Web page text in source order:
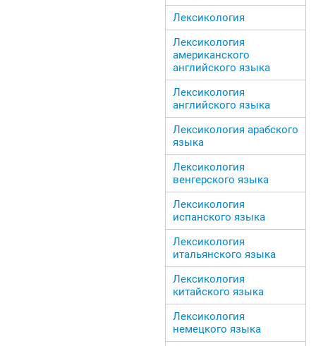
Лексикология
Лексикология
американского
английского языка
Лексикология
английского языка
Лексикология арабского
языка
Лексикология
венгерского языка
Лексикология
испанского языка
Лексикология
итальянского языка
Лексикология
китайского языка
Лексикология
немецкого языка